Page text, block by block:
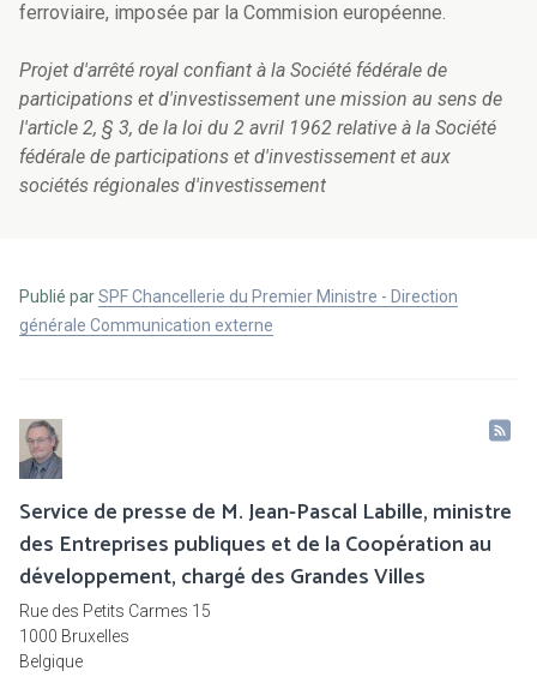
ferroviaire, imposée par la Commision européenne.
Projet d'arrêté royal confiant à la Société fédérale de
participations et d'investissement une mission au sens de
l'article 2, § 3, de la loi du 2 avril 1962 relative à la Société
fédérale de participations et d'investissement et aux
sociétés régionales d'investissement
Publié parSPF Chancellerie du Premier Ministre - Direction
générale Communication externe
Service de presse de M. Jean-Pascal Labille, ministre
des Entreprises publiques et de la Coopération au
développement, chargé des Grandes Villes
Rue des Petits Carmes 15
1000 Bruxelles
Belgique